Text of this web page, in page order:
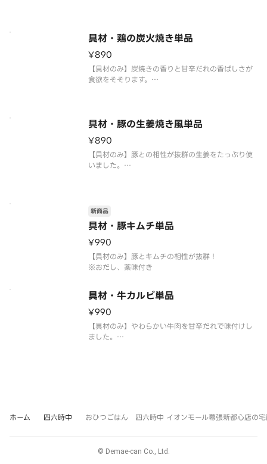
具材・鶏の炭火焼き単品
¥890
【具材のみ】炭焼きの香りと甘辛だれの香ばしさが
食欲をそそります。
具材・豚の生姜焼き風単品
¥890
【具材のみ】豚との相性が抜群の生姜をたっぷり使
いました。
具材・豚キムチ単品
新商品
¥990
【具材のみ】豚とキムチの相性が抜群！
※おだし、薬味付き
具材・牛カルビ単品
¥990
【具材のみ】やわらかい牛肉を甘辛だれで味付けし
ました。
ホーム 四六時中 おひつごはん 四六時中 イオンモール幕張新都心店の
© Demae-can Co., Ltd.